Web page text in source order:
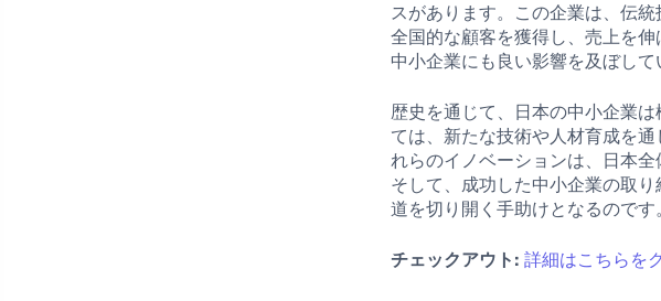
スがあります。この企業は、伝
全国的な顧客を獲得し、売上を
中小企業にも良い影響を及ぼして
歴史を通じて、日本の中小企業
ては、新たな技術や人材育成を
れらのイノベーションは、日本
そして、成功した中小企業の取
道を切り開く手助けとなるのです
チェックアウト: 詳細はこちらを